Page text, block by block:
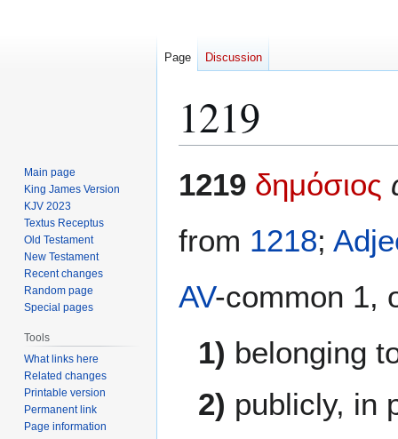
1219
to
to
1219 δημόσιος
from 1218;
AV-common 1,
1) belonging
2) publicly, in
Page Discussion
Main page
King James Version
KJV 2023
Textus Receptus
Old Testament
New Testament
Recent changes
Random page
Special pages
Tools
What links here
Related changes
Printable version
Permanent link
Page information